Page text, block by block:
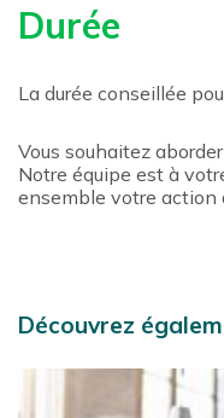
Durée
La durée conseillée
Vous souhaitez
Notre équipe est à
ensemble votre action
Découvrez